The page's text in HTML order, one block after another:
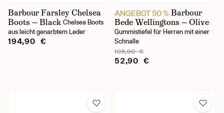
Barbour Farsley Chelsea
Boots — Black Chelsea Boots
aus leicht genarbtem Leder
194,90 €
ANGEBOT 50 % Barbour
Bede Wellingtons — Olive
Gummistiefel für Herren mit einer
Schnalle
105,90 €
52,90 €